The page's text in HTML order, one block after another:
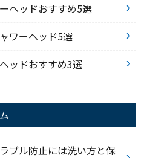
ヘッドおすすめ5選
ワーヘッド5選
ッドおすすめ3選
ブル防止には洗い方と保